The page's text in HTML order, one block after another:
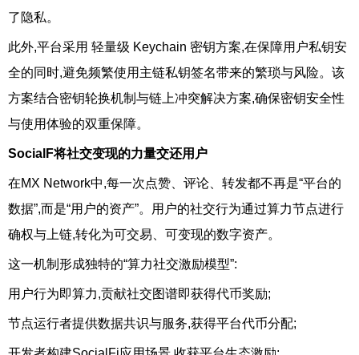
了隐私。
此外,平台采用 轻量级 Keychain 密钥方案,在保障用户私钥安
全的同时,避免频繁使用主链私钥签名带来的繁琐与风险。该
方案结合密钥轮换机制与链上冲突解决方案,确保密钥安全性
与使用体验的双重保障。
SocialF将社交变现的力量交还用户
在MX Network中,每一次点赞、评论、转发都不再是“平台的
数据”,而是“用户的资产”。用户的社交行为通过算力节点进行
确权与上链,转化为可交易、可变现的数字资产。
这一机制形成独特的“算力社交激励模型”:
用户行为即算力,贡献社交图谱即获得代币奖励;
节点运行者提供数据共识与服务,获得平台代币分配;